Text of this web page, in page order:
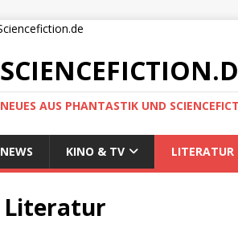
NEUES AUS PHANTASTIK UND
NEWS KINO & TV LITERATUR
Literatur